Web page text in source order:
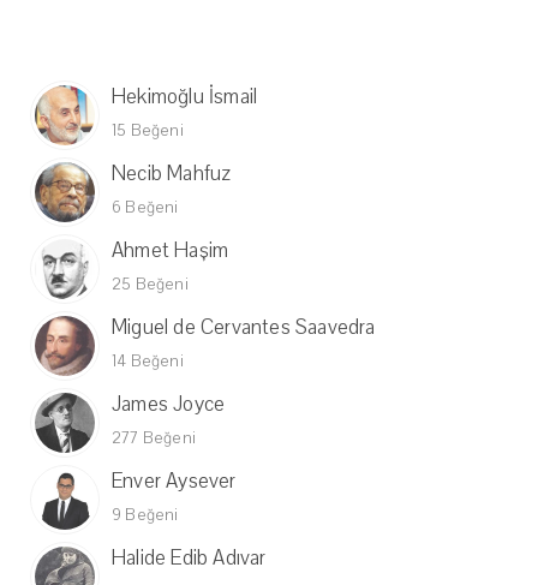
Hekimoğlu İsmail
15 Beğeni
Necib Mahfuz
6 Beğeni
Ahmet Haşim
25 Beğeni
Miguel de Cervantes Saavedra
14 Beğeni
James Joyce
277 Beğeni
Enver Aysever
9 Beğeni
Halide Edib Adıvar